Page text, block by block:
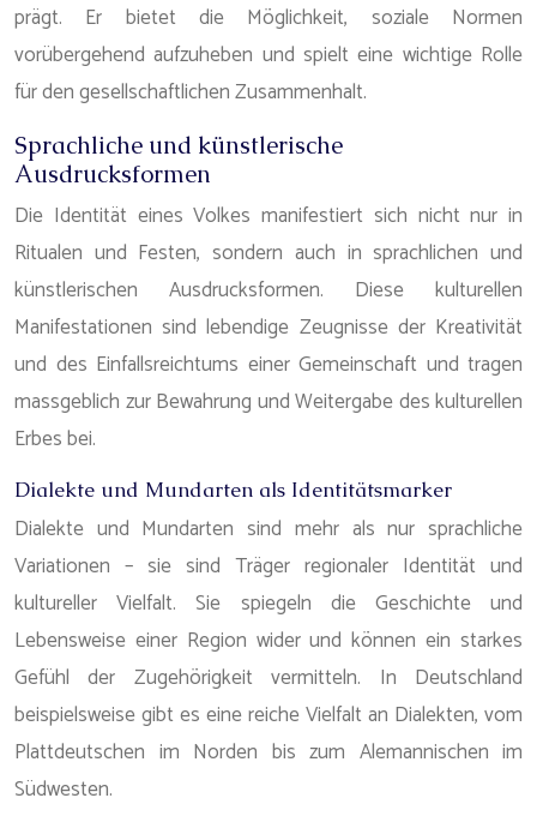
prägt. Er bietet die Möglichkeit, soziale Normen
vorübergehend aufzuheben und spielt eine wichtige Rolle
für den gesellschaftlichen Zusammenhalt.
Sprachliche und künstlerische
Ausdrucksformen
Die Identität eines Volkes manifestiert sich nicht nur in
Ritualen und Festen, sondern auch in sprachlichen und
künstlerischen Ausdrucksformen. Diese kulturellen
Manifestationen sind lebendige Zeugnisse der Kreativität
und des Einfallsreichtums einer Gemeinschaft und tragen
massgeblich zur Bewahrung und Weitergabe des kulturellen
Erbes bei.
Dialekte und Mundarten als Identitätsmarker
Dialekte und Mundarten sind mehr als nur sprachliche
Variationen – sie sind Träger regionaler Identität und
kultureller Vielfalt. Sie spiegeln die Geschichte und
Lebensweise einer Region wider und können ein starkes
Gefühl der Zugehörigkeit vermitteln. In Deutschland
beispielsweise gibt es eine reiche Vielfalt an Dialekten, vom
Plattdeutschen im Norden bis zum Alemannischen im
Südwesten.